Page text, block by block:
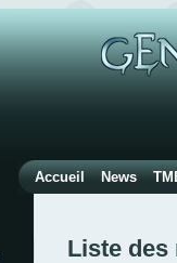
Accueil News
Liste